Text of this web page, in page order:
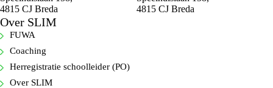
4815 CJ Breda
4815 CJ Breda
Over SLIM
FUWA
Coaching
Herregistratie schoolleider (PO)
Over SLIM